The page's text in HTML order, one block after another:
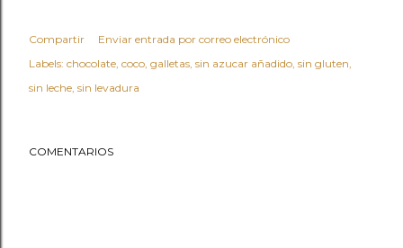
Compartir
Enviar entrada por correo electrónico
Labels: chocolate coco galletas sin azucar añadido sin gluten
sin leche sin levadura
COMENTARIOS